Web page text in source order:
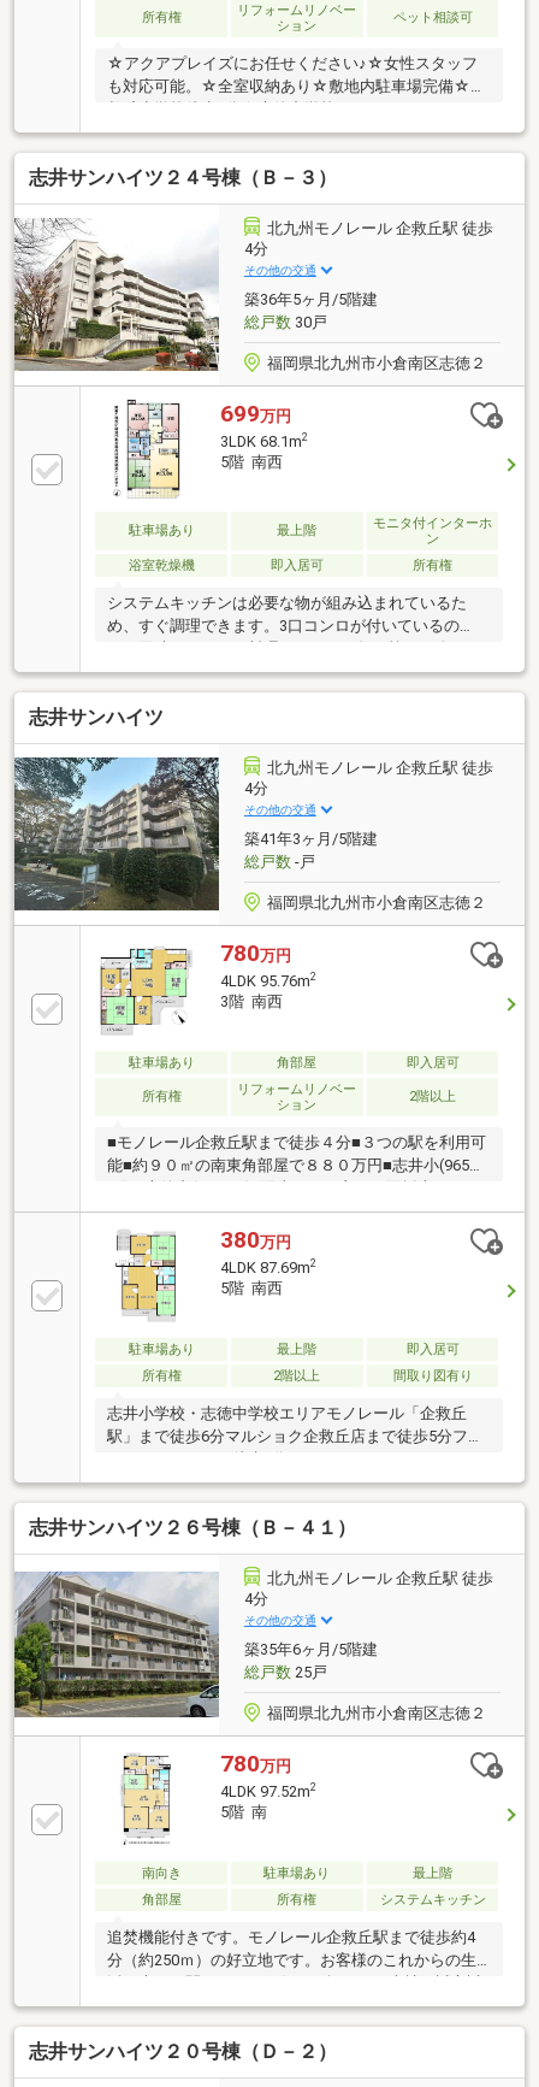
所有権
リフォームリノベー
ション
ペット相談可
☆アクアプレイズにお任せください♪☆女性スタッフ
も対応可能。☆全室収納あり☆敷地内駐車場完備☆企
救丘小学校徒歩8分☆志徳中学校エリア
志井サンハイツ２４号棟（Ｂ－３）
北九州モノレール 企救丘駅 徒歩
4分
その他の交通
築36年5ヶ月/5階建
総戸数30戸
福岡県北九州市小倉南区志徳２
699万円
3LDK 68.1m2
5階 南西
駐車場あり 最上階
モニタ付インターホ
ン
浴室乾燥機
即入居可 所有権
システムキッチンは必要な物が組み込まれているた
め、すぐ調理できます。3口コンロが付いているの
で、同時にたくさん料理できるので毎日忙しい人にお
すすめです。浴室乾燥機のあるお風呂場は洗濯物を干
すときにも便利です。来訪者を確認できる、TVインタ
ーホン付きです。不動産のことで当社にご要望やご不
明な点などがあれば、メール若しくはお電話でご連絡
ください。経験豊富なプロのスタッフがしっかりとお
応え致します。
志井サンハイツ
北九州モノレール 企救丘駅 徒歩
4分
その他の交通
築41年3ヶ月/5階建
総戸数-戸
福岡県北九州市小倉南区志徳２
780万円
4LDK 95.76m2
3階 南西
駐車場あり 角部屋 即入居可
所有権
リフォームリノベー
ション
2階以上
■モノレール企救丘駅まで徒歩４分■３つの駅を利用可
能■約９０㎡の南東角部屋で８８０万円■志井小(965
ｍ)・志徳中(1156ｍ)■陽当たりの良い３面採光の４Ｌ
ＤＫ■最寄りのスーパーまで徒歩３分・コンビニまで
徒歩５分
380万円
4LDK 87.69m2
5階 南西
駐車場あり 最上階
即入居可
所有権
2階以上 間取り図有り
志井小学校・志徳中学校エリアモノレール「企救丘
駅」まで徒歩6分マルショク企救丘店まで徒歩5分ファ
ミリーマートまで徒歩6分
□□━━━━━━━━━━━━━━━━━━━━━現在
空室です。日曜日・祝日の内覧も可能です。営業時間
10時～16時（休：水曜日、第2、3火曜日） この時間帯
はお電話でのお問い合わせがスムーズにご案内できま
す。右下の電話ボタンをタッチ！もしくはお気軽にお
電話ください ＞＞＞0120-210-
393━━━━━━━━━━━━━━━━━━━━━━□□
志井サンハイツ２６号棟（Ｂ－４１）
北九州モノレール 企救丘駅 徒歩
4分
その他の交通
築35年6ヶ月/5階建
総戸数25戸
福岡県北九州市小倉南区志徳２
780万円
4LDK 97.52m2
5階 南
南向き 駐車場あり
最上階
角部屋
所有権 システムキッチン
追焚機能付きです。モノレール企救丘駅まで徒歩約4
分（約250ｍ）の好立地です。お客様のこれからの生
意を持ってお手伝い致します。ぜひお客様の住まいに
対するこだわりをお聞かせください。
志井サンハイツ２０号棟（Ｄ－２）